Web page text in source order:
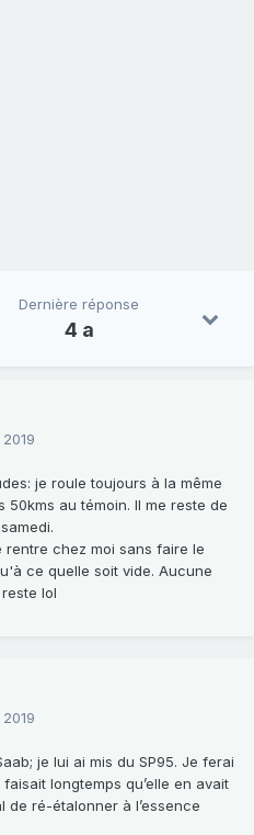
Dernière réponse
4 a
je roule toujours à la même
au témoin. Il me reste de
rentre chez moi sans faire le
ce quelle soit vide. Aucune
lol
je lui ai mis du SP95. Je ferai
longtemps qu’elle en avait
de ré-étalonner à l’essence